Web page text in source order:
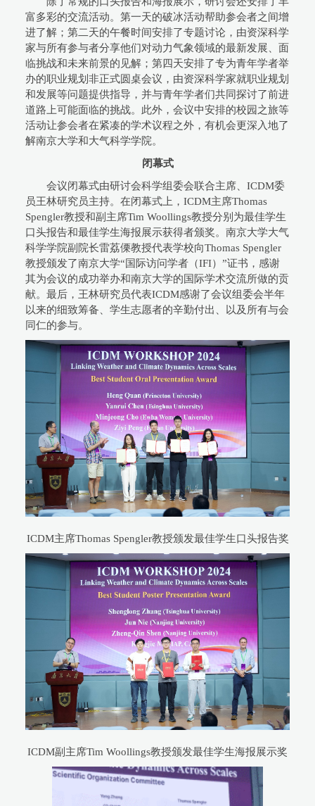
富多彩的交流活动。第一天的破冰活动帮助参会者之间增
进了解；第二天的午餐时间安排了专题讨论，由资深科学
家与所有参与者分享他们对动力气象领域的最新发展、面
临挑战和未来前景的见解；第四天安排了专为青年学者举
办的职业规划非正式圆桌会议，由资深科学家就职业规划
和发展等问题提供指导，并与青年学者们共同探讨了前进
道路上可能面临的挑战。此外，会议中安排的校园之旅等
活动让参会者在紧凑的学术议程之外，有机会更深入地了
解南京大学和大气科学学院。
闭幕式
会议闭幕式由研讨会科学组委会联合主席、ICDM委
员王林研究员主持。在闭幕式上，ICDM主席Thomas
Spengler教授和副主席Tim Woollings教授分别为最佳学生
口头报告和最佳学生海报展示获得者颁奖。南京大学大气
科学学院副院长雷荔傈教授代表学校向Thomas Spengler
教授颁发了南京大学“国际访问学者（IFI）”证书，感谢
其为会议的成功举办和南京大学的国际学术交流所做的贡
献。最后，王林研究员代表ICDM感谢了会议组委会半年
以来的细致筹备、学生志愿者的辛勤付出、以及所有与会
同仁的参与。
ICDM主席Thomas Spengler教授颁发最佳学生口头报告奖
ICDM副主席Tim Woollings教授颁发最佳学生海报展示奖